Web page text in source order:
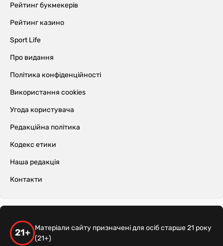
Рейтинг букмекерів
Рейтинг казино
Sport Life
Про видання
Політика конфіденційності
Використання cookies
Угода користувача
Редакційна політика
Кодекс етики
Наша редакція
Контакти
21+
Матеріали сайту призначені для осіб старше 21 року
(21+)